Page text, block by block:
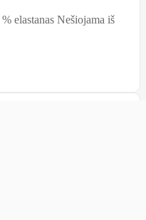
elastanas Nešiojama iš